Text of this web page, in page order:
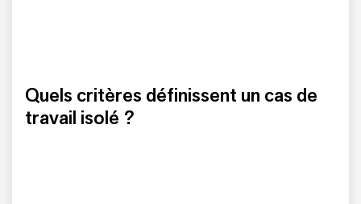
Quels critères définissent un cas de
travail isolé ?